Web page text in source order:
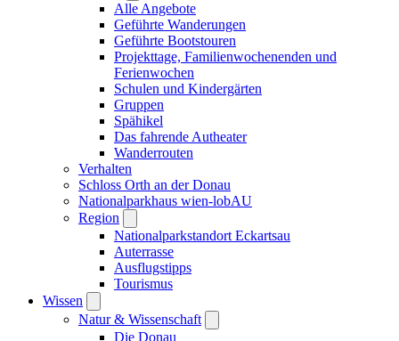
Alle Angebote
Geführte Wanderungen
Geführte Bootstouren
Projekttage, Familienwochenenden und
Ferienwochen
Schulen und Kindergärten
Gruppen
Spähikel
Das fahrende Autheater
Wanderrouten
Verhalten
Schloss Orth an der Donau
Nationalparkhaus wien-lobAU
Region
Nationalparkstandort Eckartsau
Auterrasse
Ausflugstipps
Tourismus
Wissen
Natur & Wissenschaft
Die Donau